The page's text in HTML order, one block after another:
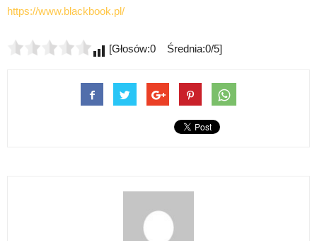
https://www.blackbook.pl/
[Głosów:0 Średnia:0/5]